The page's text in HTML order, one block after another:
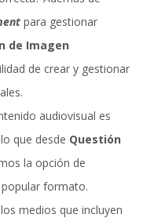
para gestionar
de Imagen
de crear y gestionar
audiovisual es
que desde Questión
la opción de
formato.
medios que incluyen